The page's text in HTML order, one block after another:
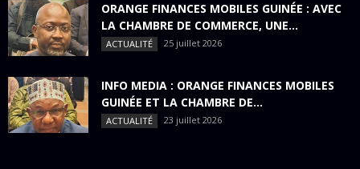
ORANGE FINANCES MOBILES GUINÉE : AVEC
LA CHAMBRE DE COMMERCE, UNE...
ACTUALITÉ 25 juillet 2026
INFO MEDIA : ORANGE FINANCES MOBILES
GUINÉE ET LA CHAMBRE DE...
ACTUALITÉ 23 juillet 2026